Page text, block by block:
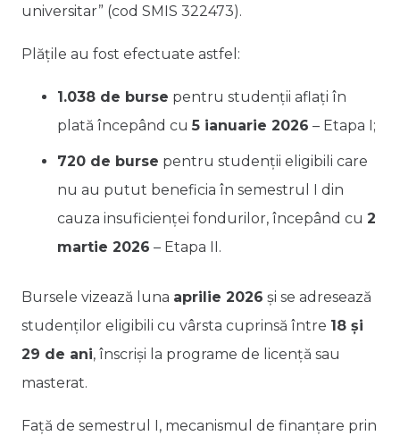
universitar” (cod SMIS 322473).
Plățile au fost efectuate astfel:
1.038 de burse pentru studenții aflați în
plată începând cu 5 ianuarie 2026 – Etapa I;
720 de burse pentru studenții eligibili care
nu au putut beneficia în semestrul I din
cauza insuficienței fondurilor, începând cu 2
martie 2026 – Etapa II.
Bursele vizează luna aprilie 2026 și se adresează
studenților eligibili cu vârsta cuprinsă între 18 și
29 de ani, înscriși la programe de licență sau
masterat.
Față de semestrul I, mecanismul de finanțare prin